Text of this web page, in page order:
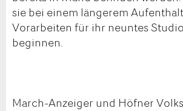
sie bei einem längerem
Vorarbeiten für ihr neuntes
beginnen.
March-Anzeiger und Höfner